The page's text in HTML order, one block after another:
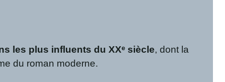
les plus influents du XXᵉ siècle, dont la
du roman moderne.